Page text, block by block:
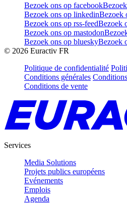
Bezoek ons op facebook
Bezoek ons op linkedinBezoek
Bezoek ons op rss-feedBezoek
Bezoek ons op mastodon
Bezoek ons op blueskyBezoek
© 2026 Euractiv FR
Politique de confidentialité
Conditions générales
Conditions de vente
Services
Media Solutions
Projets publics européens
Evénements
Emplois
Agenda